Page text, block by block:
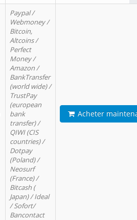
Paypal /
Webmoney /
Bitcoin,
Altcoins /
Perfect
Money /
Amazon /
BankTransfer
(world wide) /
TrustPay
(european
bank
transfer) /
QIWI (CIS
countries) /
Dotpay
(Poland) /
Neosurf
(France) /
Bitcash (
Japan) / Ideal
/ Sofort/
Bancontact
Acheter